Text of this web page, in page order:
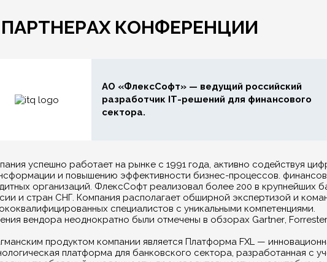
КОНФЕРЕНЦИИ
АО «ФлексСофт» — ведущий российский
разработчик IT-решений для финансового
сектора.
успешно работает на рынке с 1991 года, активно содействуя
и повышению эффективности бизнес-процессов.
организаций. ФлексСофт реализовал более 200 в крупнейших
и стран СНГ. Компания располагает обширной экспертизой и
специалистов с уникальными компетенциями.
вендора неоднократно были отмечены в обзорах Gartner, Forrester
продуктом компании является Платформа FXL —
платформа для банковского сектора, разработанная с